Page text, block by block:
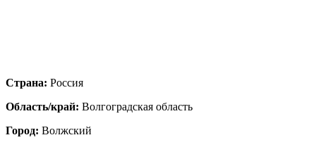
Страна: Россия
Область/край: Волгоградская область
Город: Волжский